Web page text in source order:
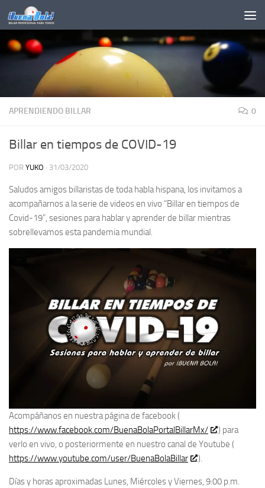
Saltar al contenido
APRENDIENDO BILLAR 0
Billar en tiempos de COVID-19
POR YUKO · 31/03/2020
Saludos amigos billaristas de toda habla hispana, los invitamos a
acompañarnos a la serie de videos en vivo “Billar en tiempos de
Covid-19”, sesiones para hablar y aprender de billar mientras
sobrellevamos esta pandemia mundial.
Acompáñanos en nuestra página de facebook (
https://www.facebook.com/BuenaBolaPortalBillarMx/
) para
verlo en vivo, o posteriormente en nuestro canal de Youtube (
https://www.youtube.com/user/BuenaBolaBillar
).
Días y horas aproximadas Lunes, Miércoles y Viernes, 9:00 p.m.